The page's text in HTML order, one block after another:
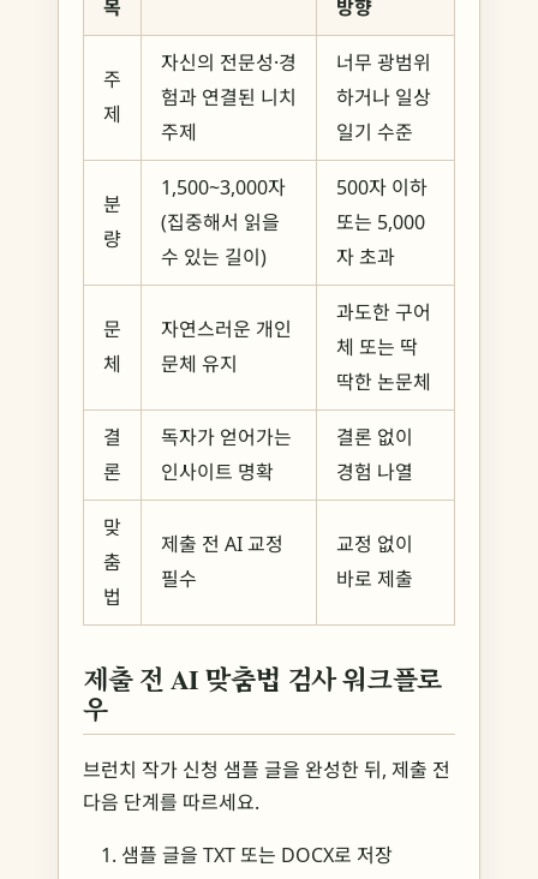
목 방향
주
제
자신의 전문성·경
험과 연결된 니치
주제
너무 광범위
하거나 일상
일기 수준
분
량
1,500~3,000자
(집중해서 읽을
수 있는 길이)
500자 이하
또는 5,000
자 초과
문
체
자연스러운 개인
문체 유지
과도한 구어
체 또는 딱
딱한 논문체
결
론
독자가 얻어가는
인사이트 명확
결론 없이
경험 나열
맞
춤
법
제출 전 AI 교정
필수
교정 없이
바로 제출
제출 전 AI 맞춤법 검사 워크플로
우
브런치 작가 신청 샘플 글을 완성한 뒤, 제출 전
다음 단계를 따르세요.
샘플 글을 TXT 또는 DOCX로 저장